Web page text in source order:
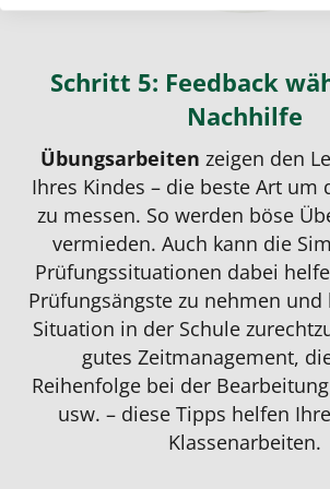
Schritt 5: Feedback
Nachhilfe
Übungsarbeiten zeigen den
Ihres Kindes – die beste Art um
zu messen. So werden böse
vermieden. Auch kann die
Prüfungssituationen dabei
Prüfungsängste zu nehmen
Situation in der Schule
gutes Zeitmanagement,
Reihenfolge bei der
usw. – diese Tipps helfen
Klassenarbeiten.